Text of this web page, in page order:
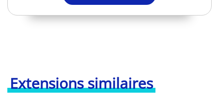
Extensions similaires